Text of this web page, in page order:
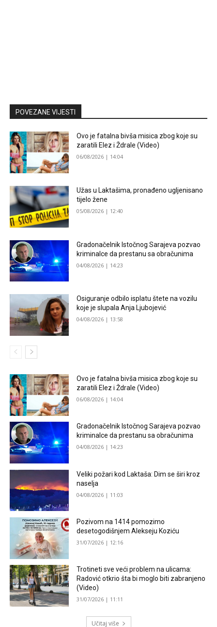
POVEZANE VIJESTI
Ovo je fatalna bivša misica zbog koje su
zaratili Elez i Ždrale (Video)
06/08/2026 | 14:04
Užas u Laktašima, pronađeno ugljenisano
tijelo žene
05/08/2026 | 12:40
Gradonačelnik Istočnog Sarajeva pozvao
kriminalce da prestanu sa obračunima
04/08/2026 | 14:23
Osiguranje odbilo isplatu štete na vozilu
koje je slupala Anja Ljubojević
04/08/2026 | 13:58
Ovo je fatalna bivša misica zbog koje su
zaratili Elez i Ždrale (Video)
06/08/2026 | 14:04
Gradonačelnik Istočnog Sarajeva pozvao
kriminalce da prestanu sa obračunima
04/08/2026 | 14:23
Veliki požari kod Laktaša: Dim se širi kroz
naselja
04/08/2026 | 11:03
Pozivom na 1414 pomozimo
desetogodišnjem Alekseju Koziću
31/07/2026 | 12:16
Trotineti sve veći problem na ulicama:
Radović otkrio šta bi moglo biti zabranjeno
(Video)
31/07/2026 | 11:11
Učitaj više